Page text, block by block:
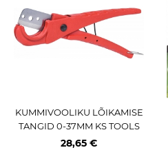
KUMMIVOOLIKU LÕIKAMISE
TANGID 0-37MM KS TOOLS
28,65 €